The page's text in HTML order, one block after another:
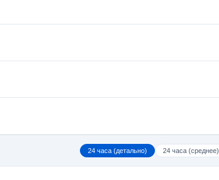
24 часа (детально) 24 часа (среднее)